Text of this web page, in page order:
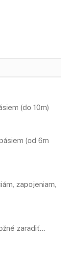
(do 10m)
(od 6m
zapojeniam,
zaradiť…